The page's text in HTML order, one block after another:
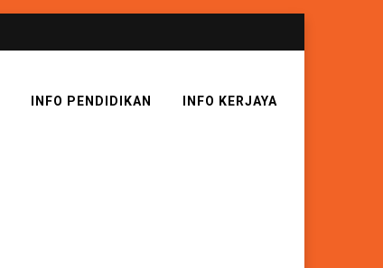
INFO PENDIDIKAN INFO KERJAYA